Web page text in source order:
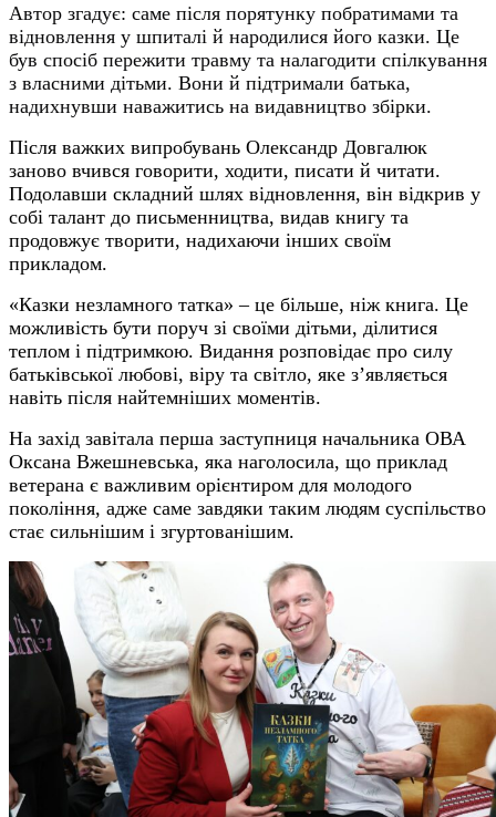
Автор згадує: саме після порятунку побратимами та
відновлення у шпиталі й народилися його казки. Це
був спосіб пережити травму та налагодити спілкування
з власними дітьми. Вони й підтримали батька,
надихнувши наважитись на видавництво збірки.
Після важких випробувань Олександр Довгалюк
заново вчився говорити, ходити, писати й читати.
Подолавши складний шлях відновлення, він відкрив у
собі талант до письменництва, видав книгу та
продовжує творити, надихаючи інших своїм
прикладом.
«Казки незламного татка» – це більше, ніж книга. Це
можливість бути поруч зі своїми дітьми, ділитися
теплом і підтримкою. Видання розповідає про силу
батьківської любові, віру та світло, яке з’являється
навіть після найтемніших моментів.
На захід завітала перша заступниця начальника ОВА
Оксана Вжешневська, яка наголосила, що приклад
ветерана є важливим орієнтиром для молодого
покоління, адже саме завдяки таким людям суспільство
стає сильнішим і згуртованішим.